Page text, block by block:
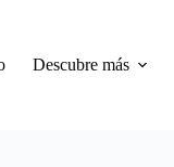
Descubre más